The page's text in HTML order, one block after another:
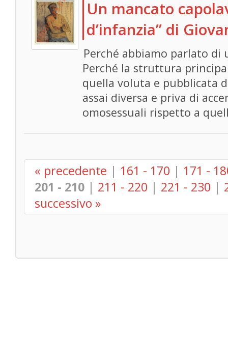
Un mancato
d’infanzia” di
Perché abbiamo parlato di
Perché la struttura
quella voluta e pubblicata
assai diversa e priva di
omosessuali rispetto a
« precedente | 161 - 170 | 171 -
201 - 210 | 211 - 220 | 221 - 230 |
successivo »